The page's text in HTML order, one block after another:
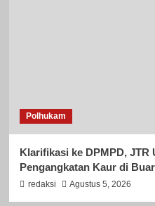
Polhukam
Klarifikasi ke DPMPD, JTR
Pengangkatan Kaur di
redaksi Agustus 5, 2026